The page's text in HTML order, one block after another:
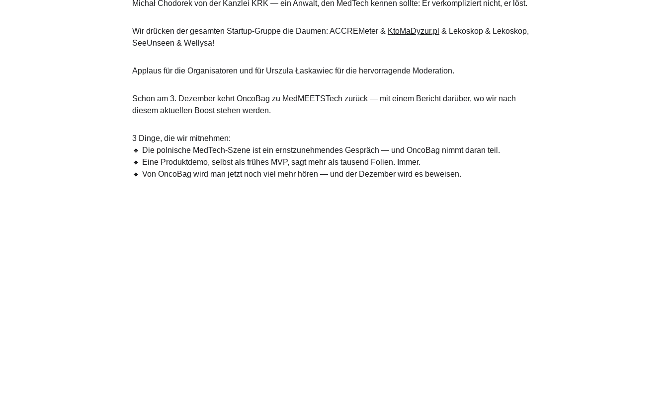
Michał Chodorek von der Kanzlei KRK — ein Anwalt, den MedTech kennen sollte: Er verkompliziert nicht, er löst.
Wir drücken der gesamten Startup-Gruppe die Daumen: ACCREMeter & KtoMaDyzur.pl & Lekoskop & Lekoskop,
SeeUnseen & Wellysa!
Applaus für die Organisatoren und für Urszula Łaskawiec für die hervorragende Moderation.
Schon am 3. Dezember kehrt OncoBag zu MedMEETSTech zurück — mit einem Bericht darüber, wo wir nach
diesem aktuellen Boost stehen werden.
3 Dinge, die wir mitnehmen:
🔹 Die polnische MedTech-Szene ist ein ernstzunehmendes Gespräch — und OncoBag nimmt daran teil.
🔹 Eine Produktdemo, selbst als frühes MVP, sagt mehr als tausend Folien. Immer.
🔹 Von OncoBag wird man jetzt noch viel mehr hören — und der Dezember wird es beweisen.